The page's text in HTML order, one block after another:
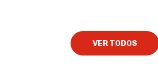
VER TODOS